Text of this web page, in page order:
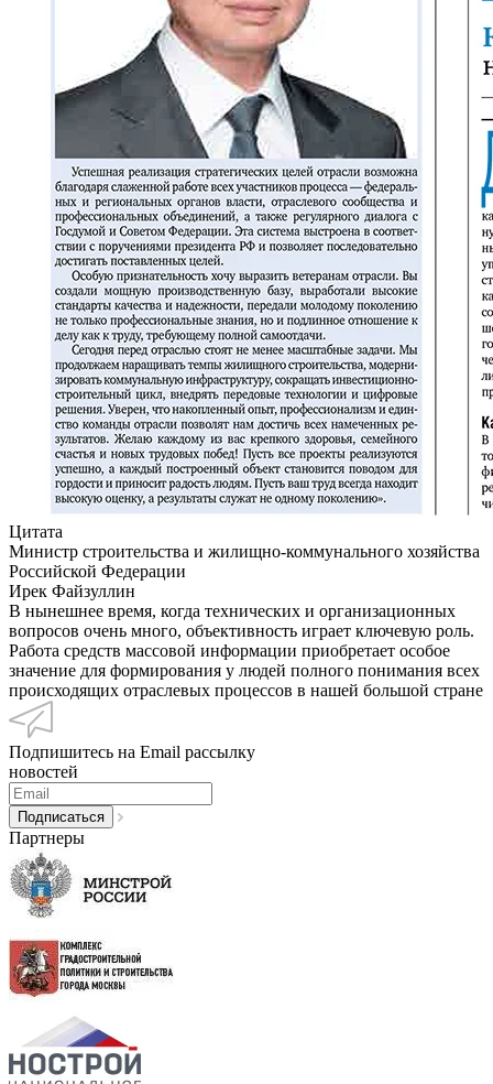
Цитата
Министр строительства и жилищно-коммунального хозяйства
Российской Федерации
Ирек Файзуллин
В нынешнее время, когда технических и организационных
вопросов очень много, объективность играет ключевую роль.
Работа средств массовой информации приобретает особое
значение для формирования у людей полного понимания всех
происходящих отраслевых процессов в нашей большой стране
Подпишитесь на Email рассылку
новостей
Партнеры